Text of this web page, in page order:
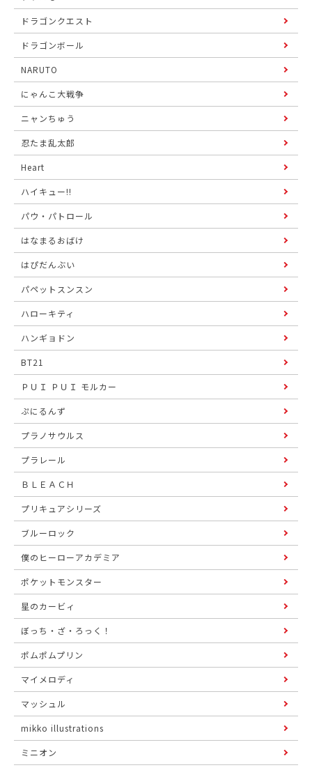
ドラゴンクエスト
ドラゴンボール
NARUTO
にゃんこ大戦争
ニャンちゅう
忍たま乱太郎
Heart
ハイキュー!!
パウ・パトロール
はなまるおばけ
はぴだんぶい
パペットスンスン
ハローキティ
ハンギョドン
BT21
ＰＵＩ ＰＵＩ モルカー
ぷにるんず
プラノサウルス
プラレール
ＢＬＥＡＣＨ
プリキュアシリーズ
ブルーロック
僕のヒーローアカデミア
ポケットモンスター
星のカービィ
ぼっち・ざ・ろっく！
ポムポムプリン
マイメロディ
マッシュル
mikko illustrations
ミニオン